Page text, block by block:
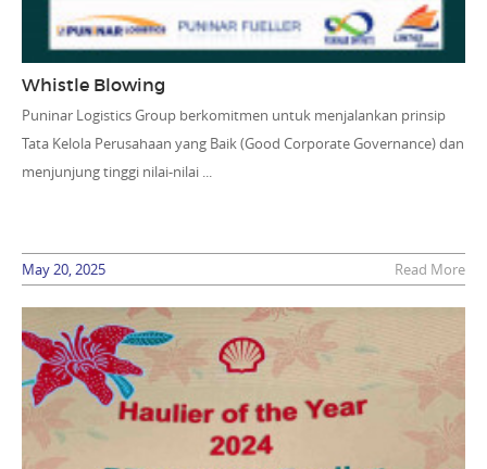
Whistle Blowing
Puninar Logistics Group berkomitmen untuk menjalankan prinsip
Tata Kelola Perusahaan yang Baik (Good Corporate Governance) dan
menjunjung tinggi nilai-nilai ...
May 20, 2025 Read More